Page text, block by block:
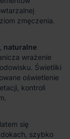
naturalne